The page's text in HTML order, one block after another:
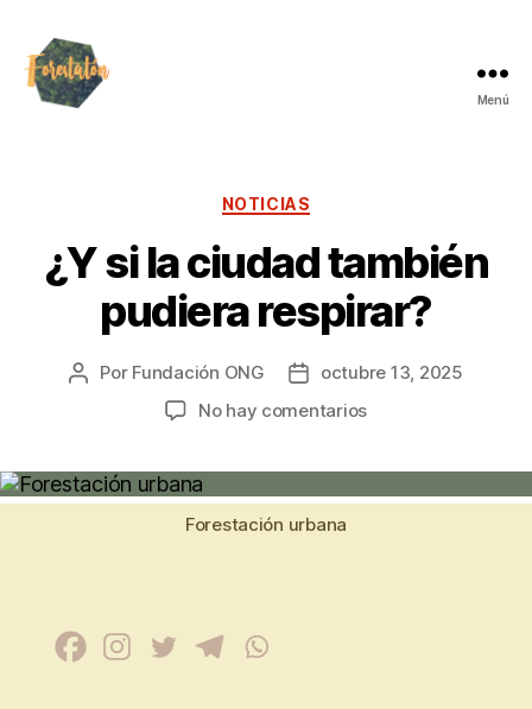
Menú
NOTICIAS
¿Y si la ciudad también
pudiera respirar?
Por Fundación ONG
octubre 13, 2025
No hay comentarios
Forestación urbana